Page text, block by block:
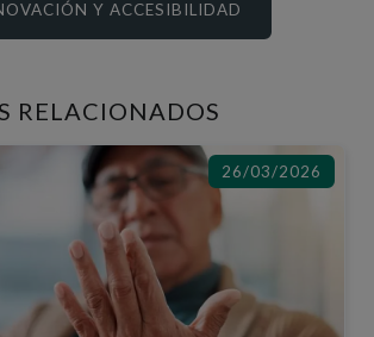
Y ACCESIBILIDAD
RELACIONADOS
26/03/2026